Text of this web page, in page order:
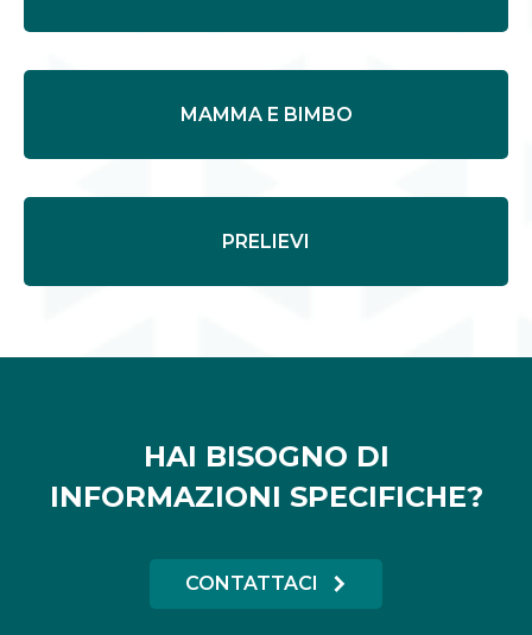
MAMMA E BIMBO
PRELIEVI
HAI BISOGNO DI
INFORMAZIONI SPECIFICHE?
CONTATTACI